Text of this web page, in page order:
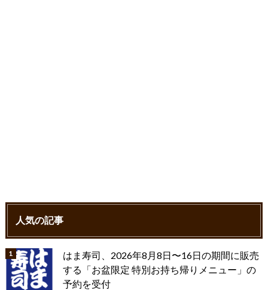
人気の記事
はま寿司、2026年8月8日〜16日の期間に販売
する「お盆限定 特別お持ち帰りメニュー」の
予約を受付